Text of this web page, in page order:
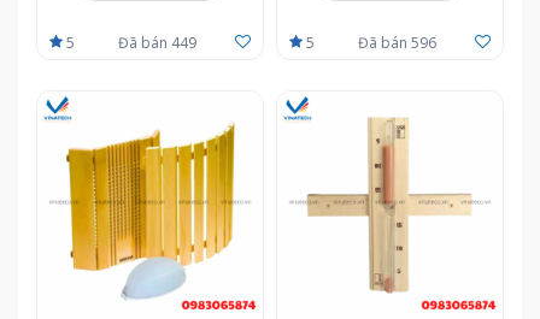
5 Đã bán 449 5 Đã bán 596